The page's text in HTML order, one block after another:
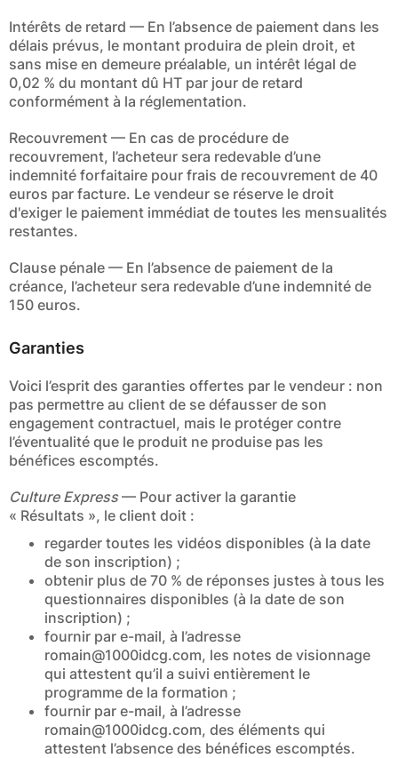
Intérêts de retard — En l’absence de paiement dans les
délais prévus, le montant produira de plein droit, et
sans mise en demeure préalable, un intérêt légal de
0,02 % du montant dû HT par jour de retard
conformément à la réglementation.
Recouvrement — En cas de procédure de
recouvrement, l’acheteur sera redevable d’une
indemnité forfaitaire pour frais de recouvrement de 40
euros par facture. Le vendeur se réserve le droit
d'exiger le paiement immédiat de toutes les mensualités
restantes.
Clause pénale — En l’absence de paiement de la
créance, l’acheteur sera redevable d’une indemnité de
150 euros.
Garanties
Voici l’esprit des garanties offertes par le vendeur : non
pas permettre au client de se défausser de son
engagement contractuel, mais le protéger contre
l’éventualité que le produit ne produise pas les
bénéfices escomptés.
Culture Express — Pour activer la garantie
« Résultats », le client doit :
regarder toutes les vidéos disponibles (à la date
de son inscription) ;
obtenir plus de 70 % de réponses justes à tous les
questionnaires disponibles (à la date de son
inscription) ;
fournir par e-mail, à l’adresse
romain@1000idcg.com, les notes de visionnage
qui attestent qu’il a suivi entièrement le
programme de la formation ;
fournir par e-mail, à l’adresse
romain@1000idcg.com, des éléments qui
attestent l’absence des bénéfices escomptés.